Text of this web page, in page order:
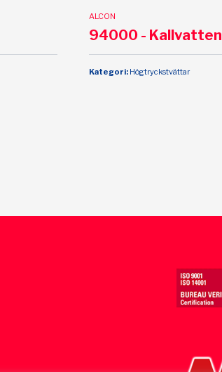
ALCON
94000 - Kallvatten
Kategori: Högtryckstvättar